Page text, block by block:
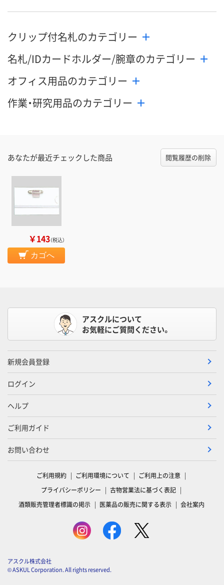
クリップ付名札のカテゴリー
名札/IDカードホルダー/腕章のカテゴリー
オフィス用品のカテゴリー
作業・研究用品のカテゴリー
あなたが最近チェックした商品 閲覧履歴の削除
￥143（税込）
カゴへ
アスクルについて
お気軽にご質問ください。
新規会員登録
ログイン
ヘルプ
ご利用ガイド
お問い合わせ
ご利用規約 ご利用環境について
ご利用上の注意
プライバシーポリシー
古物営業法に基づく表記
酒類販売管理者標識の掲示
医薬品の販売に関する表示 会社案内
アスクル株式会社
© ASKUL Corporation. All rights reserved.